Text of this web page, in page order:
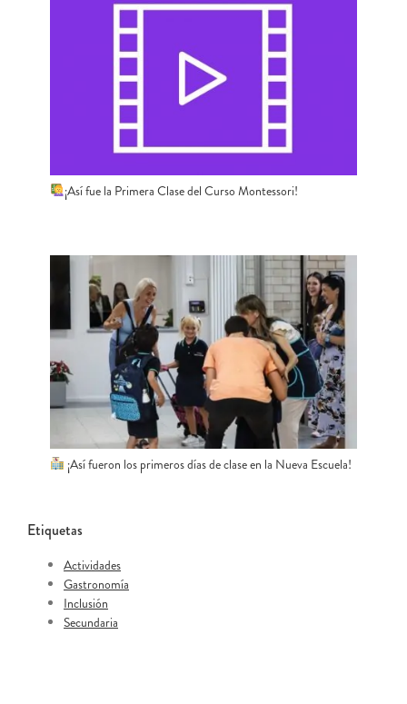
¡Así fue la Primera Clase del Curso Montessori!
¡Así fueron los primeros días de clase en la Nueva Escuela!
Etiquetas
Actividades
Gastronomía
Inclusión
Secundaria